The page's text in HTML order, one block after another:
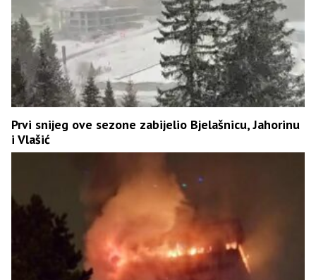
Prvi snijeg ove sezone zabijelio Bjelašnicu, Jahorinu
i Vlašić